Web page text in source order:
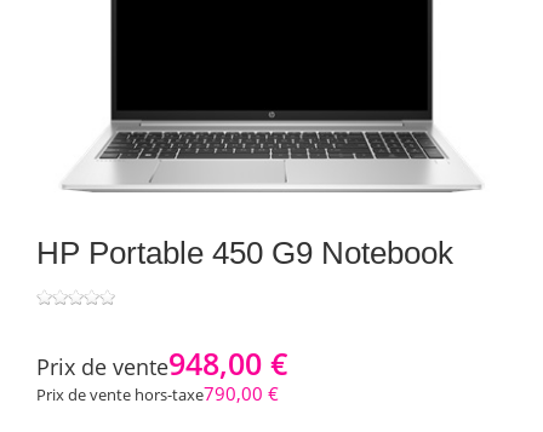
HP Portable 450 G9 Notebook
Prix ​​de vente948,00 €
Prix de vente hors-taxe790,00 €